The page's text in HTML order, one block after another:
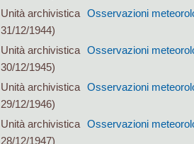
Unità archivistica Osservazioni
31/12/1944)
Unità archivistica Osservazioni
30/12/1945)
Unità archivistica Osservazioni
29/12/1946)
Unità archivistica Osservazioni
28/12/1947)